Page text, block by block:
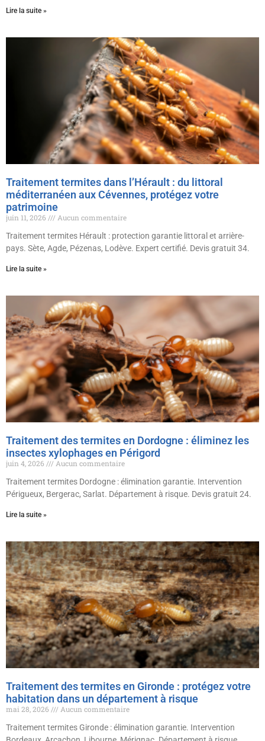
Lire la suite »
Traitement termites dans l’Hérault : du littoral
méditerranéen aux Cévennes, protégez votre
patrimoine
juin 11, 2026
Aucun commentaire
Traitement termites Hérault : protection garantie littoral et arrière-
pays. Sète, Agde, Pézenas, Lodève. Expert certifié. Devis gratuit 34.
Lire la suite »
Traitement des termites en Dordogne : éliminez les
insectes xylophages en Périgord
juin 4, 2026
Aucun commentaire
Traitement termites Dordogne : élimination garantie. Intervention
Périgueux, Bergerac, Sarlat. Département à risque. Devis gratuit 24.
Lire la suite »
Traitement des termites en Gironde : protégez votre
habitation dans un département à risque
mai 28, 2026
Aucun commentaire
Traitement termites Gironde : élimination garantie. Intervention